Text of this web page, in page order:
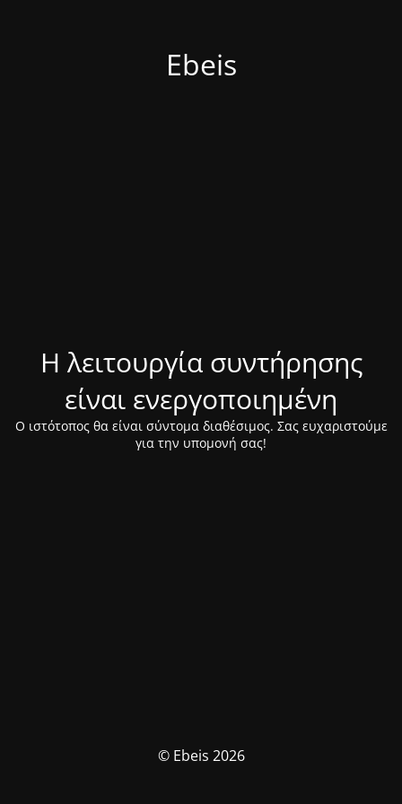
Ebeis
Η λειτουργία συντήρησης
είναι ενεργοποιημένη
Ο ιστότοπος θα είναι σύντομα διαθέσιμος. Σας ευχαριστούμε
για την υπομονή σας!
© Ebeis 2026